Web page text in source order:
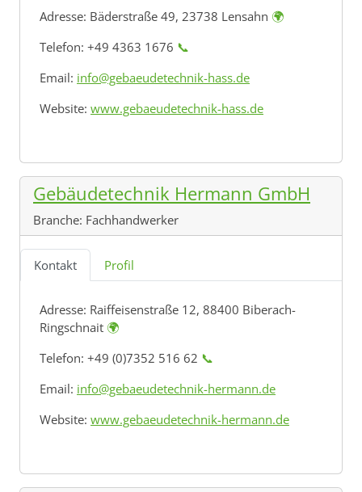
Adresse: Bäderstraße 49, 23738 Lensahn 🌍
Telefon: +49 4363 1676 📞
Email: info@gebaeudetechnik-hass.de
Website: www.gebaeudetechnik-hass.de
Gebäudetechnik Hermann GmbH
Branche: Fachhandwerker
Kontakt Profil
Adresse: Raiffeisenstraße 12, 88400 Biberach-
Ringschnait 🌍
Telefon: +49 (0)7352 516 62 📞
Email: info@gebaeudetechnik-hermann.de
Website: www.gebaeudetechnik-hermann.de